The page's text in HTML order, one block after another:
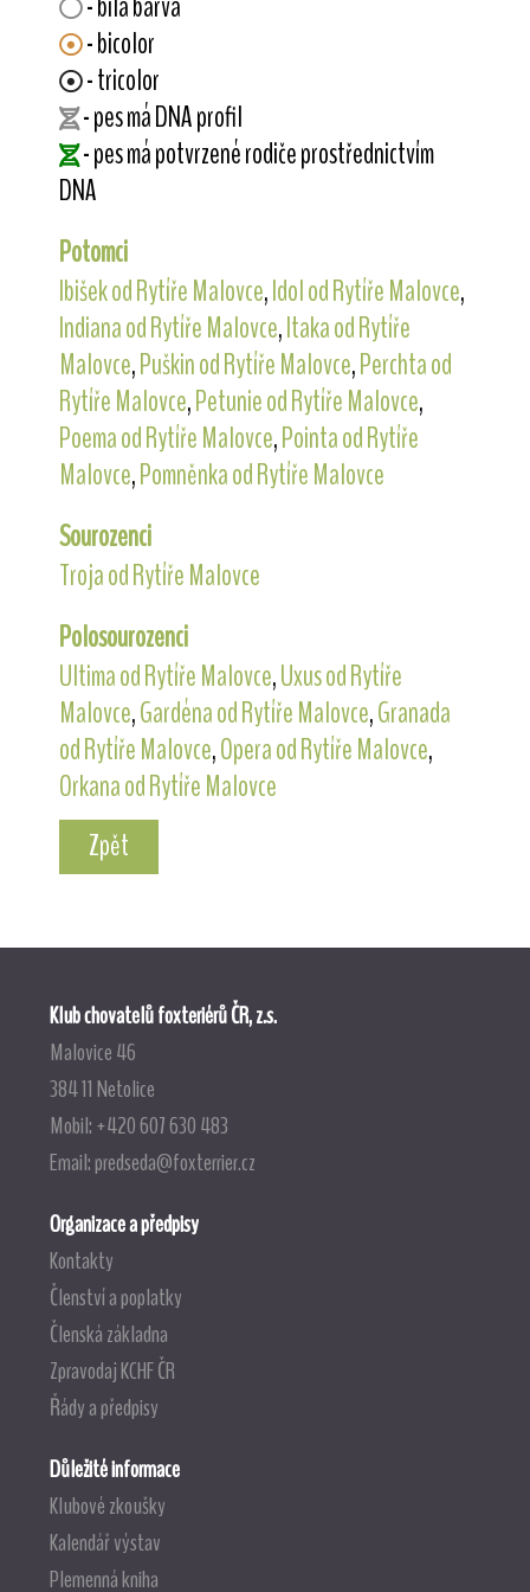
- bicolor
- tricolor
- pes má DNA profil
- pes má potvrzené rodiče prostřednictvím
DNA
Potomci
Ibišek od Rytíře Malovce,Idol od Rytíře Malovce,
Indiana od Rytíře Malovce,Itaka od Rytíře
Malovce,Puškin od Rytíře Malovce,Perchta od
Rytíře Malovce,Petunie od Rytíře Malovce,
Poema od Rytíře Malovce,Pointa od Rytíře
Malovce,Pomněnka od Rytíře Malovce
Sourozenci
Troja od Rytíře Malovce
Polosourozenci
Ultima od Rytíře Malovce,Uxus od Rytíře
Malovce,Gardéna od Rytíře Malovce,Granada
od Rytíře Malovce,Opera od Rytíře Malovce,
Orkana od Rytíře Malovce
Zpět
Klub chovatelů foxteriérů ČR, z.s.
Malovice 46
384 11 Netolice
Mobil: +420 607 630 483
Email:predseda@foxterrier.cz
Organizace a předpisy
Kontakty
Členství a poplatky
Členská základna
Zpravodaj KCHF ČR
Řády a předpisy
Důležité informace
Klubové zkoušky
Kalendář výstav
Plemenná kniha